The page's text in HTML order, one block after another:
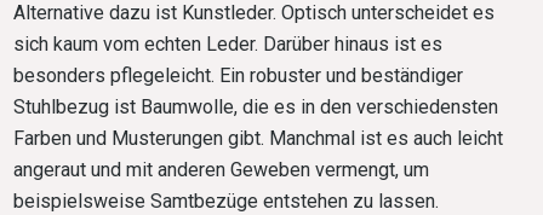
Alternative dazu ist Kunstleder. Optisch unterscheidet es
sich kaum vom echten Leder. Darüber hinaus ist es
besonders pflegeleicht. Ein robuster und beständiger
Stuhlbezug ist Baumwolle, die es in den verschiedensten
Farben und Musterungen gibt. Manchmal ist es auch leicht
angeraut und mit anderen Geweben vermengt, um
beispielsweise Samtbezüge entstehen zu lassen.